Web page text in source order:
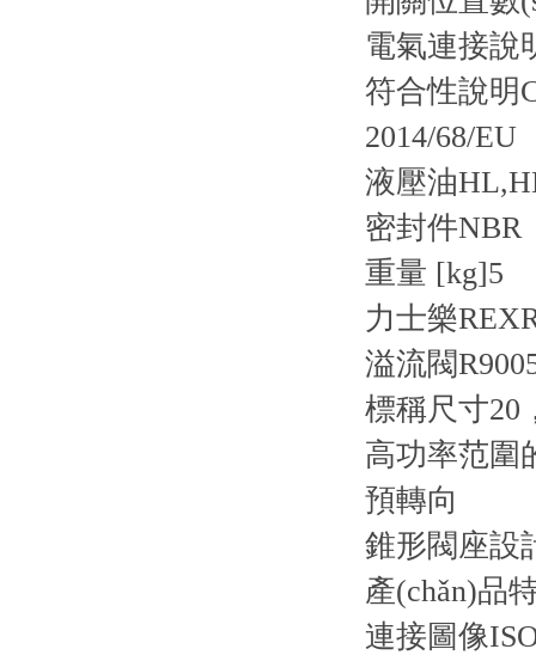
電氣連接說
符合性說明
2014/68/EU
液壓油
密封件NBR
重量 [kg]5
力士樂
溢流閥
標稱尺寸
高功率范圍
預轉向
錐形閥座設
產(chǎn)品
連接圖像